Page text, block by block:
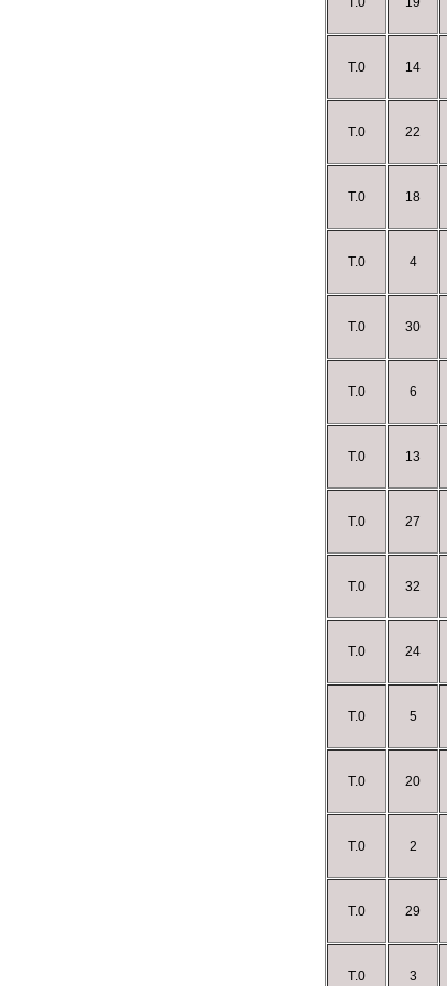
T.0 14
T.0 22
T.0 18
T.0 4
T.0 30
T.0 6
T.0 13
T.0 27
T.0 32
T.0 24
T.0 5
T.0 20
T.0 2
T.0 29
T.0 3